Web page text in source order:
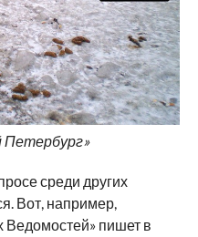
Петербург»
среди других
Вот, например,
Ведомостей» пишет в